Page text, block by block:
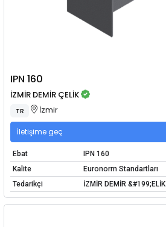
IPN 160
İZMİR DEMİR ÇELİK
TR İzmir
İletişime geç
Ebat
IPN 160
Kalite
Euronorm Standartları
Tedarikçi
İZMİR DEMİR &#199;ELİK